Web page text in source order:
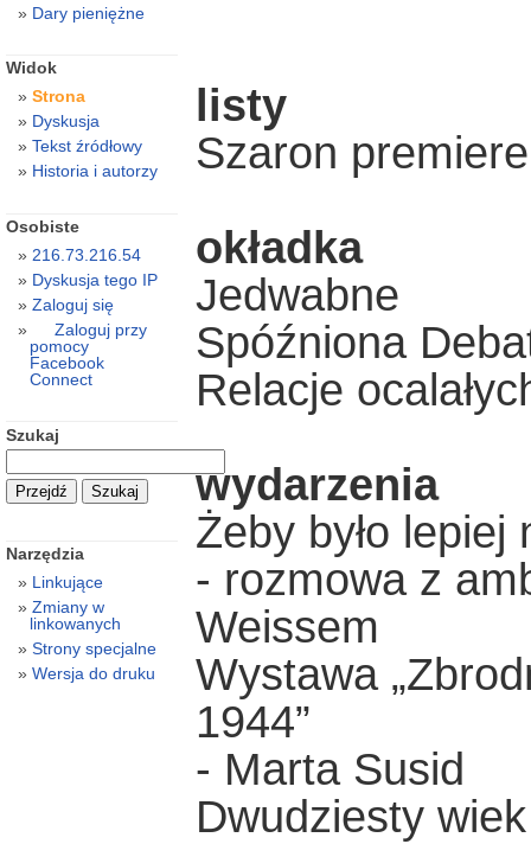
listy
Szaron
okładka
Jedwabne
Spóźniona
Relacje
wydarzenia
Żeby było lepiej
- rozmowa z
Weissem
Wystawa
1944”
- Marta Susid
Dwudziesty
Dary pieniężne
Widok
Strona
Dyskusja
Tekst źródłowy
Historia i autorzy
Osobiste
216.73.216.54
Dyskusja tego IP
Zaloguj się
Zaloguj przy
pomocy
Facebook
Connect
Szukaj
Narzędzia
Linkujące
Zmiany w
linkowanych
Strony specjalne
Wersja do druku